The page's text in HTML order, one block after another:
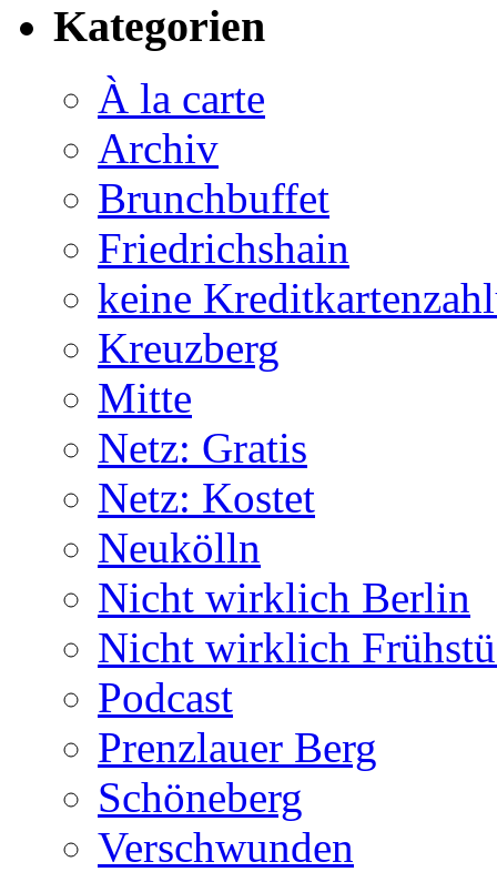
Kategorien
À la carte
Archiv
Brunchbuffet
Friedrichshain
keine
Kreuzberg
Mitte
Netz: Gratis
Netz: Kostet
Neukölln
Nicht wirklich Berlin
Nicht wirklich
Podcast
Prenzlauer Berg
Schöneberg
Verschwunden